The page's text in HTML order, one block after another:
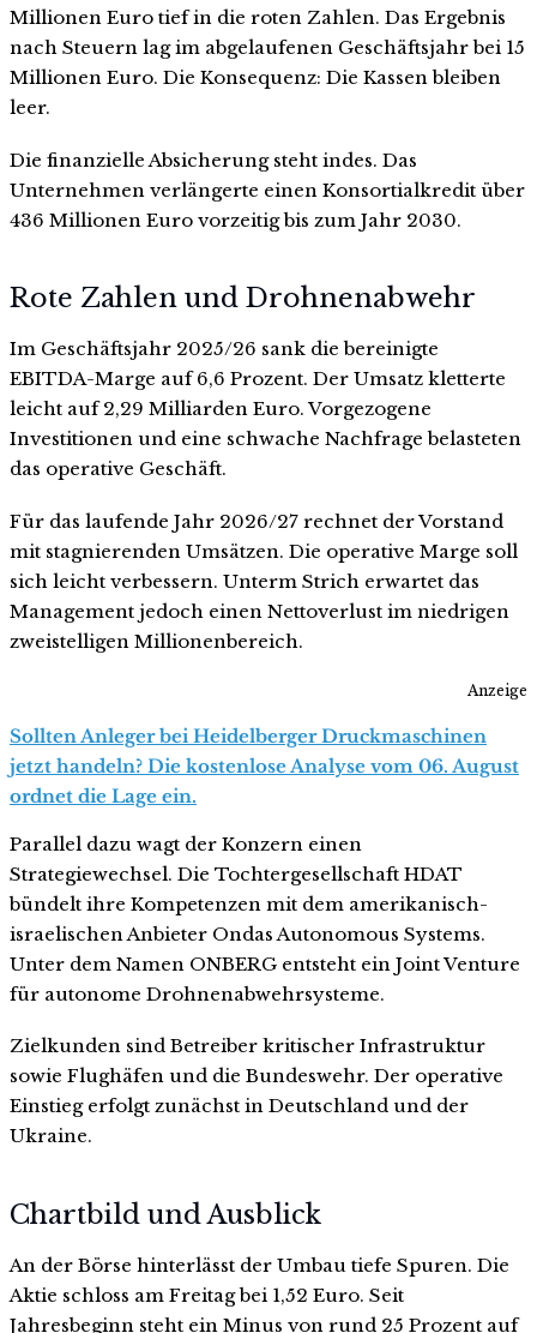
Millionen Euro tief in die roten Zahlen. Das Ergebnis
nach Steuern lag im abgelaufenen Geschäftsjahr bei 15
Millionen Euro. Die Konsequenz: Die Kassen bleiben
leer.
Die finanzielle Absicherung steht indes. Das
Unternehmen verlängerte einen Konsortialkredit über
436 Millionen Euro vorzeitig bis zum Jahr 2030.
Rote Zahlen und Drohnenabwehr
Im Geschäftsjahr 2025/26 sank die bereinigte
EBITDA-Marge auf 6,6 Prozent. Der Umsatz kletterte
leicht auf 2,29 Milliarden Euro. Vorgezogene
Investitionen und eine schwache Nachfrage belasteten
das operative Geschäft.
Für das laufende Jahr 2026/27 rechnet der Vorstand
mit stagnierenden Umsätzen. Die operative Marge soll
sich leicht verbessern. Unterm Strich erwartet das
Management jedoch einen Nettoverlust im niedrigen
zweistelligen Millionenbereich.
Anzeige
Sollten Anleger bei Heidelberger Druckmaschinen
jetzt handeln? Die kostenlose Analyse vom 06. August
ordnet die Lage ein.
Parallel dazu wagt der Konzern einen
Strategiewechsel. Die Tochtergesellschaft HDAT
bündelt ihre Kompetenzen mit dem amerikanisch-
israelischen Anbieter Ondas Autonomous Systems.
Unter dem Namen ONBERG entsteht ein Joint Venture
für autonome Drohnenabwehrsysteme.
Zielkunden sind Betreiber kritischer Infrastruktur
sowie Flughäfen und die Bundeswehr. Der operative
Einstieg erfolgt zunächst in Deutschland und der
Ukraine.
Chartbild und Ausblick
An der Börse hinterlässt der Umbau tiefe Spuren. Die
Aktie schloss am Freitag bei 1,52 Euro. Seit
Jahresbeginn steht ein Minus von rund 25 Prozent auf